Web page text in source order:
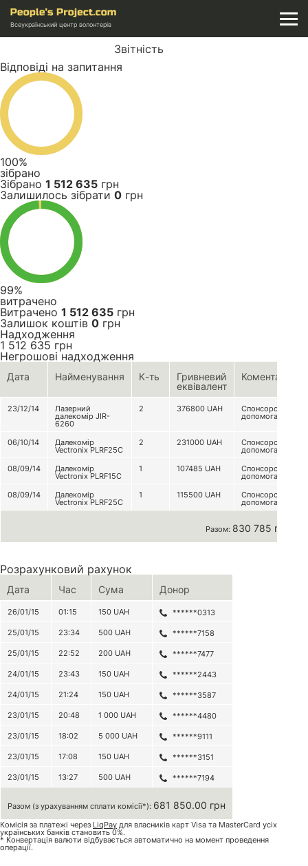
Всеукраїнський центр волонтерів
Звітність
Відповіді на запитання
100%
зібрано
Зібрано 1 512 635 грн
Залишилось зібрати 0 грн
99%
витрачено
Витрачено 1 512 635 грн
Залишок коштів 0 грн
Надходження
1 512 635 грн
Негрошові надходження
Дата Найменування К-ть
Гривневий
еквівалент
Коментар
23/12/14 Лазерний
далекомір JIR-
6260
2 376800 UAH Спонсорська
допомога
06/10/14 Далекомір
Vectronix PLRF25C
2 231000 UAH Спонсорська
допомога
08/09/14
Далекомір
Vectronix PLRF15C
1 107485 UAH Спонсорська
допомога
08/09/14
Далекомір
Vectronix PLRF25C
1 115500 UAH Спонсорська
допомога
Разом: 830 785 грн
Розрахунковий рахунок
Дата Час Сума Донор
26/01/15 01:15 150 UAH ******0313
25/01/15 23:34 500 UAH ******7158
25/01/15 22:52 200 UAH ******7477
24/01/15 23:43 150 UAH ******2443
24/01/15 21:24 150 UAH ******3587
23/01/15 20:48 1 000 UAH ******4480
23/01/15 18:02 5 000 UAH ******9111
23/01/15 17:08 150 UAH ******3151
23/01/15 13:27 500 UAH ******7194
Разом (з урахуванням сплати комісії*): 681 850.00 грн
Комісія за платежі через LiqPay для власників карт Visa та MasterCard усіх
українських банків становить 0%.
* Конвертація валюти відбувається автоматично на момент проведення
операції.